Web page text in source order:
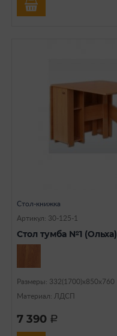
Стол-книжка
Артикул: 30-125-1
Стол тумба №1 (Ольха)
Размеры: 332(1700)х850х760
Материал: ЛДСП
7 390 a